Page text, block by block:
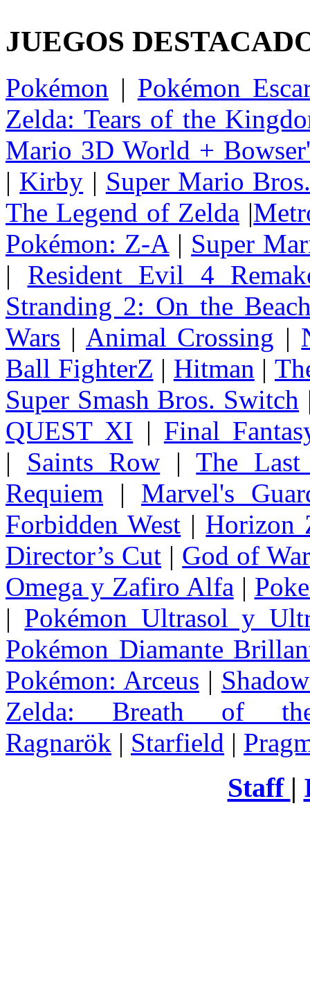
JUEGOS
Pokémon | Pokémon
Zelda: Tears of the
Mario 3D World +
| Kirby | Super Mario
The Legend of Zelda |
Pokémon: Z-A | Super
| Resident Evil 4
Stranding 2: On the
Wars | Animal Crossing |
Ball FighterZ | Hitman |
Super Smash Bros. Switch
QUEST XI | Final
| Saints Row |The
Requiem | Marvel's
Forbidden West | Horizon
Director’s Cut | God of
Omega y Zafiro Alfa |
| Pokémon Ultrasol y
Pokémon Diamante
Pokémon: Arceus |
Zelda: Breath of
Ragnarök | Starfield |
Staff |